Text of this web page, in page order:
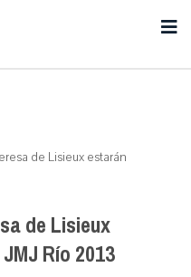
de Lisieux estarán
de Lisieux
Río 2013